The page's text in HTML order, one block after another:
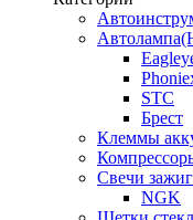
STC
Брест
Клеммы
Свечи
NGK